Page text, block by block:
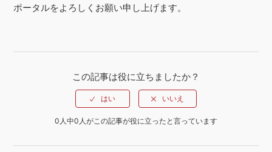
ポータルをよろしくお願い申し上げます。
この記事は役に立ちましたか？
0人中0人がこの記事が役に立ったと言っています